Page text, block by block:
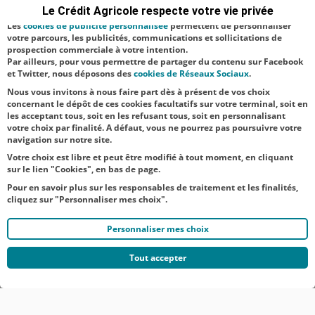
Aucune catégorie
Jeunes
Territoire
NOS
ACTUALITÉS
TOUTES NOS ACTUALITÉS
Le Crédit Agricole respecte votre vie privée
satisfaction facultatifs.
Lescookies de publicité personnalisée permettent de personnaliser
votre parcours, les publicités, communications et sollicitations de
prospection commerciale à votre intention.
Par ailleurs, pour vous permettre de partager du contenu sur Facebook
et Twitter, nous déposons descookies de Réseaux Sociaux.
Nous vous invitons à nous faire part dès à présent de vos choix
concernant le dépôt de ces cookies facultatifs sur votre terminal, soit en
les acceptant tous, soit en les refusant tous, soit en personnalisant
votre choix par finalité. A défaut, vous ne pourrez pas poursuivre votre
navigation sur notre site.
Votre choix est libre et peut être modifié à tout moment, en cliquant
sur le lien "Cookies", en bas de page.
Pour en savoir plus sur les responsables de traitement et les finalités,
cliquez sur "Personnaliser mes choix".
Personnaliser mes choix
Tout accepter